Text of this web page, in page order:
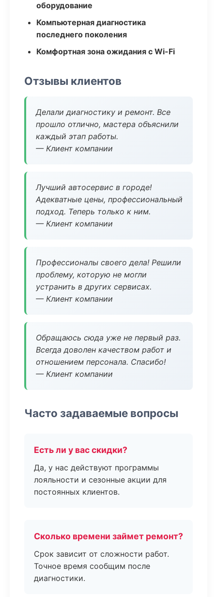
оборудование
Компьютерная диагностика
последнего поколения
Комфортная зона ожидания с Wi-Fi
Отзывы клиентов
Делали диагностику и ремонт. Все
прошло отлично, мастера объяснили
каждый этап работы.
— Клиент компании
Лучший автосервис в городе!
Адекватные цены, профессиональный
подход. Теперь только к ним.
— Клиент компании
Профессионалы своего дела! Решили
проблему, которую не могли
устранить в других сервисах.
— Клиент компании
Обращаюсь сюда уже не первый раз.
Всегда доволен качеством работ и
отношением персонала. Спасибо!
— Клиент компании
Часто задаваемые вопросы
Есть ли у вас скидки?
Да, у нас действуют программы
лояльности и сезонные акции для
постоянных клиентов.
Сколько времени займет ремонт?
Срок зависит от сложности работ.
Точное время сообщим после
диагностики.